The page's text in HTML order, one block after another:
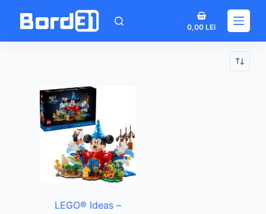
Coș
de
cumpărături
0,00LEI
LEGO® Ideas –